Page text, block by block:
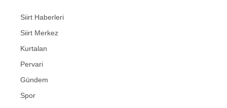
Siirt Haberleri
Siirt Merkez
Kurtalan
Pervari
Gündem
Spor